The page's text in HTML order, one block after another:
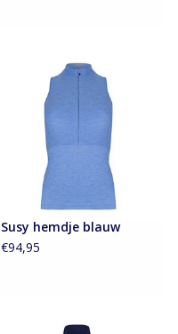
Susy hemdje blauw
€94,95